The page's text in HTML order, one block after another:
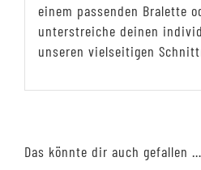
einem passenden Bralette
unterstreiche deinen
unseren vielseitigen
Das könnte dir auch gefallen …